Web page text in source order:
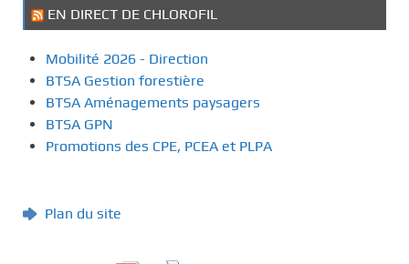
EN DIRECT DE CHLOROFIL
Mobilité 2026 - Direction
BTSA Gestion forestière
BTSA Aménagements paysagers
BTSA GPN
Promotions des CPE, PCEA et PLPA
Plan du site